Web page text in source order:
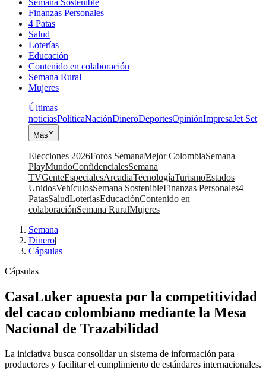
Finanzas Personales
4 Patas
Salud
Loterías
Educación
Contenido en colaboración
Semana Rural
Mujeres
Últimas
noticiasPolíticaNaciónDineroDeportesOpiniónImpresaJet Set
Más
Elecciones 2026Foros SemanaMejor ColombiaSemana
PlayMundoConfidencialesSemana
TVGenteEspecialesArcadiaTecnologíaTurismoEstados
UnidosVehículosSemana SostenibleFinanzas Personales4
PatasSaludLoteríasEducaciónContenido en
colaboraciónSemana RuralMujeres
Semana|
Dinero|
Cápsulas
Cápsulas
CasaLuker apuesta por la competitividad
del cacao colombiano mediante la Mesa
Nacional de Trazabilidad
La iniciativa busca consolidar un sistema de información para
productores y facilitar el cumplimiento de estándares internacionales.